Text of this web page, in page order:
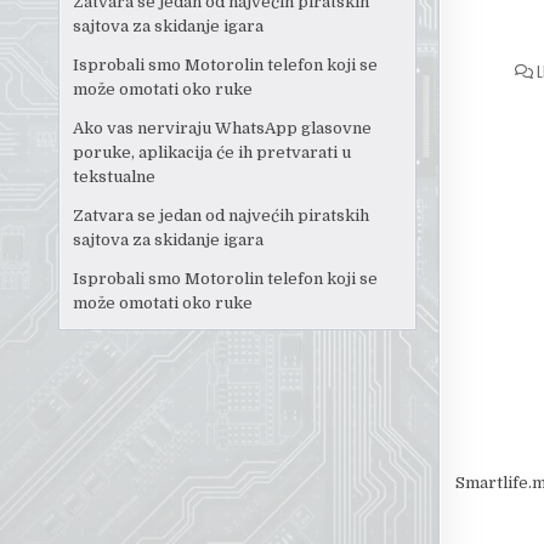
sajtova za skidanje igara
Isprobali smo Motorolin telefon koji se
može omotati oko ruke
Ako vas nerviraju WhatsApp glasovne
poruke, aplikacija će ih pretvarati u
tekstualne
Zatvara se jedan od najvećih piratskih
sajtova za skidanje igara
Isprobali smo Motorolin telefon koji se
može omotati oko ruke